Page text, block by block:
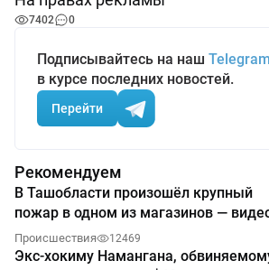
7402 0
Подписывайтесь на наш Telegram
в курсе последних новостей.
Перейти
Рекомендуем
В Ташобласти произошёл крупный
пожар в одном из магазинов —
Происшествия 12469
Экс-хокиму Намангана,